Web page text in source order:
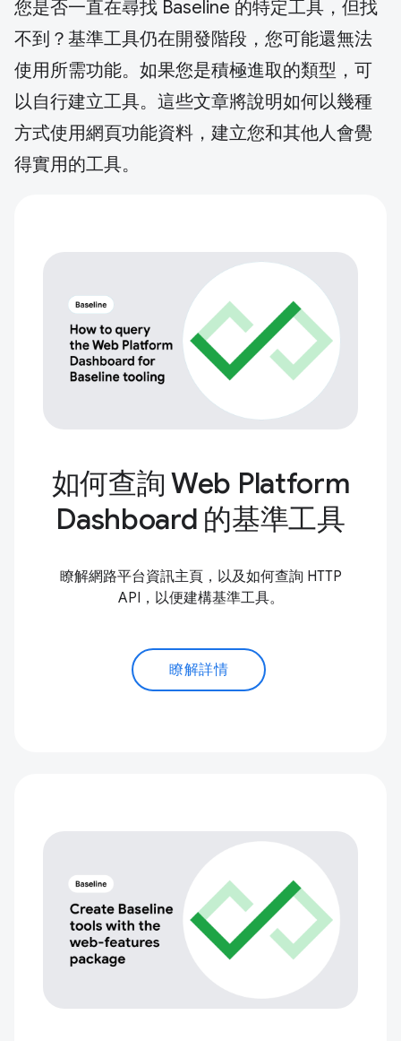
您是否一直在尋找 Baseline 的特定工具，但找
不到？基準工具仍在開發階段，您可能還無法
使用所需功能。如果您是積極進取的類型，可
以自行建立工具。這些文章將說明如何以幾種
方式使用網頁功能資料，建立您和其他人會覺
得實用的工具。
如何查詢 Web Platform
Dashboard 的基準工具
瞭解網路平台資訊主頁，以及如何查詢 HTTP
API，以便建構基準工具。
瞭解詳情